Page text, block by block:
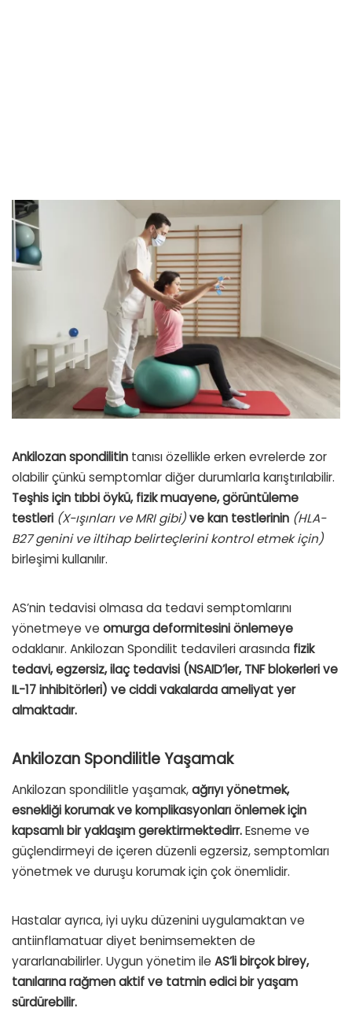
Ankilozan spondilitin tanısı özellikle erken evrelerde zor
olabilir çünkü semptomlar diğer durumlarla karıştırılabilir.
Teşhis için tıbbi öykü, fizik muayene, görüntüleme
testleri (X-ışınları ve MRI gibi)ve kan testlerinin (HLA-
B27 genini ve iltihap belirteçlerini kontrol etmek için)
birleşimi kullanılır.
AS’nin tedavisi olmasa da tedavi semptomlarını
yönetmeye ve omurga deformitesini önlemeye
odaklanır. Ankilozan Spondilit tedavileri arasında fizik
tedavi, egzersiz, ilaç tedavisi (NSAID’ler, TNF blokerleri ve
IL-17 inhibitörleri) ve ciddi vakalarda ameliyat yer
almaktadır.
Ankilozan Spondilitle Yaşamak
Ankilozan spondilitle yaşamak,ağrıyı yönetmek,
esnekliği korumak ve komplikasyonları önlemek için
kapsamlı bir yaklaşım gerektirmektedirr.Esneme ve
güçlendirmeyi de içeren düzenli egzersiz, semptomları
yönetmek ve duruşu korumak için çok önemlidir.
Hastalar ayrıca, iyi uyku düzenini uygulamaktan ve
antiinflamatuar diyet benimsemekten de
yararlanabilirler. Uygun yönetim ile AS’li birçok birey,
tanılarına rağmen aktif ve tatmin edici bir yaşam
sürdürebilir.